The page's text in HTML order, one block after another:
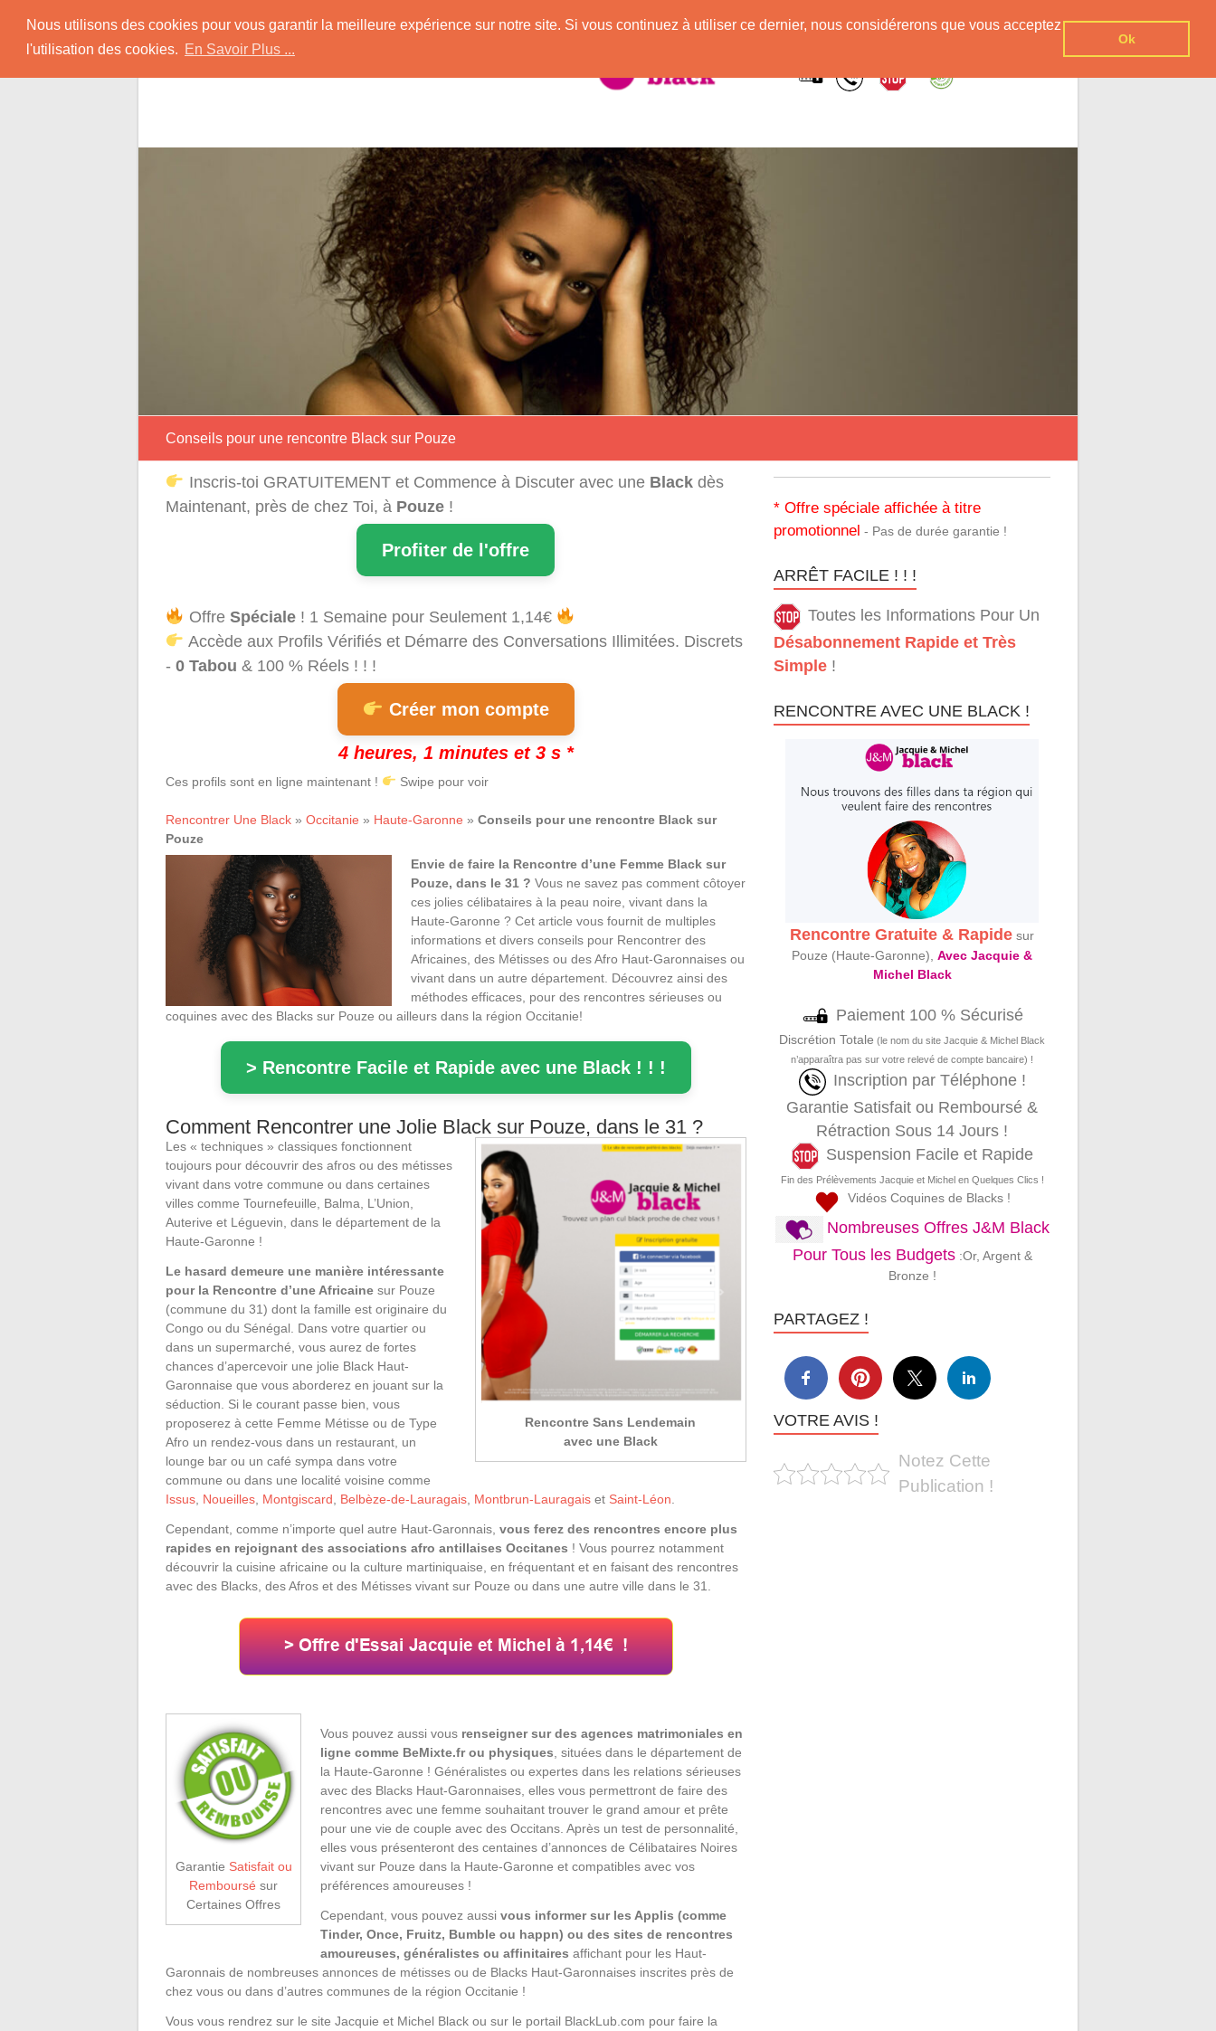
Nous utilisons des cookies pour vous garantir la meilleure expérience sur notre site. Si vous continuez à utiliser ce dernier, nous considérerons que vous acceptez
l'utilisation des cookies. En Savoir Plus ...
Ok
content
Rencontrer-Black
Conseils pour Rencontrer une Jolie Célibataire à la Peau Noire !
Conseils pour une rencontre Black sur Pouze
Inscris-toi GRATUITEMENT et Commence à Discuter avec une Blackdès
Maintenant, près de chez Toi, à Pouze !
Profiter de l'offre
Offre Spéciale! 1 Semaine pour Seulement 1,14€
Accède aux Profils Vérifiés et Démarre des Conversations Illimitées. Discrets
- 0 Tabou & 100 % Réels ! ! !
Créer mon compte
4 heures, 1 minutes et 2 s *
Ces profils sont en ligne maintenant ! Swipe pour voir
Rencontrer Une Black » Occitanie » Haute-Garonne » Conseils pour une rencontre Black sur
Pouze
Envie de faire la Rencontre d’une Femme Black sur
Pouze, dans le 31 ? Vous ne savez pas comment côtoyer
ces jolies célibataires à la peau noire, vivant dans la
Haute-Garonne ? Cet article vous fournit de multiples
informations et divers conseils pour Rencontrer des
Africaines, des Métisses ou des Afro Haut-Garonnaises ou
vivant dans un autre département. Découvrez ainsi des
méthodes efficaces, pour des rencontres sérieuses ou
coquines avec des Blacks sur Pouze ou ailleurs dans la région Occitanie!
> Rencontre Facile et Rapide avec une Black ! ! !
Comment Rencontrer une Jolie Black sur Pouze, dans le 31 ?
Rencontre Sans Lendemain
avec une Black
Les « techniques » classiques fonctionnent
toujours pour découvrir des afros ou des métisses
vivant dans votre commune ou dans certaines
villes comme Tournefeuille, Balma, L’Union,
Auterive et Léguevin, dans le département de la
Haute-Garonne !
Le hasard demeure une manière intéressante
pour la Rencontre d’une Africaine sur Pouze
(commune du 31) dont la famille est originaire du
Congo ou du Sénégal. Dans votre quartier ou
dans un supermarché, vous aurez de fortes
chances d’apercevoir une jolie Black Haut-
Garonnaise que vous aborderez en jouant sur la
séduction. Si le courant passe bien, vous
proposerez à cette Femme Métisse ou de Type
Afro un rendez-vous dans un restaurant, un
lounge bar ou un café sympa dans votre
commune ou dans une localité voisine comme
Issus Noueilles Montgiscard Belbèze-de-Lauragais Montbrun-Lauragais et Saint-Léon
Cependant, comme n’importe quel autre Haut-Garonnais, vous ferez des rencontres encore plus
rapides en rejoignant des associations afro antillaises Occitanes ! Vous pourrez notamment
découvrir la cuisine africaine ou la culture martiniquaise, en fréquentant et en faisant des rencontres
avec des Blacks, des Afros et des Métisses vivant sur Pouze ou dans une autre ville dans le 31.
Garantie Satisfait ou
Remboursé sur
Certaines Offres
Vous pouvez aussi vous renseigner sur des agences matrimoniales en
ligne comme BeMixte.fr ou physiques , situées dans le département de
la Haute-Garonne ! Généralistes ou expertes dans les relations sérieuses
avec des Blacks Haut-Garonnaises, elles vous permettront de faire des
rencontres avec une femme souhaitant trouver le grand amour et prête
pour une vie de couple avec des Occitans. Après un test de personnalité,
elles vous présenteront des centaines d’annonces de Célibataires Noires
vivant sur Pouze dans la Haute-Garonne et compatibles avec vos
préférences amoureuses !
Cependant, vous pouvez aussi vous informer sur les Applis (comme
Tinder, Once, Fruitz, Bumble ou happn) ou des sites de rencontres
amoureuses, généralistes ou affinitaires affichant pour les Haut-
Garonnais de nombreuses annonces de métisses ou de Blacks Haut-Garonnaises inscrites près de
chez vous ou dans d’autres communes de la région Occitanie !
Vous vous rendrez sur le site Jacquie et Michel Black ou sur le portail BlackLub.com pour faire la
* Offre spéciale affichée à titre
promotionnel - Pas de durée garantie !
ARRÊT FACILE ! ! !
Toutes les Informations Pour Un
Désabonnement Rapide et Très
Simple !
RENCONTRE AVEC UNE BLACK !
Rencontre Gratuite & Rapide sur
Pouze (Haute-Garonne),Avec Jacquie &
Michel Black
Paiement 100 % Sécurisé
Discrétion Totale (le nom du site Jacquie & Michel Black
n’apparaîtra pas sur votre relevé de compte bancaire) !
Inscription par Téléphone !
Garantie Satisfait ou Remboursé &
Rétraction Sous 14 Jours !
Suspension Facile et Rapide
Fin des Prélèvements Jacquie et Michel en Quelques Clics !
Vidéos Coquines de Blacks !
Nombreuses Offres J&M Black
Pour Tous les Budgets:Or, Argent &
Bronze !
PARTAGEZ !
VOTRE AVIS !
Notez Cette
Publication !